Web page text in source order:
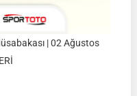
| 02 Ağustos